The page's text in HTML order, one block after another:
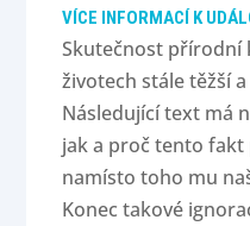
VÍCE INFORMACÍ K
Skutečnost přírodní
životech stále těžší
Následující text má
jak a proč tento
namísto toho mu
Konec takové